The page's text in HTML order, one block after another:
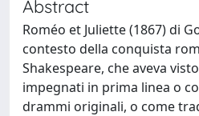
Abstract
Roméo et Juliette (1867) di
contesto della conquista
Shakespeare, che aveva
impegnati in prima linea o
drammi originali, o come